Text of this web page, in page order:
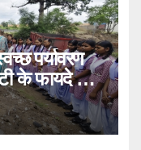
पर्यावरण
के फायदे भी